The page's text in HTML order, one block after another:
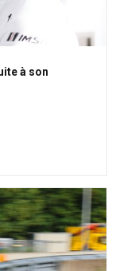
à son